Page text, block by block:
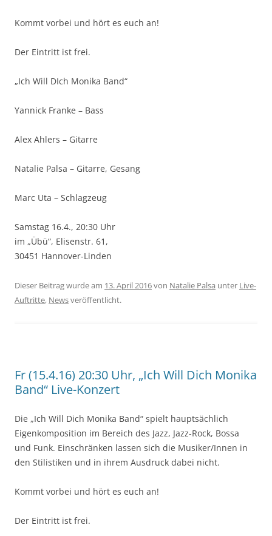
Kommt vorbei und hört es euch an!
Der Eintritt ist frei.
„Ich Will DIch Monika Band“
Yannick Franke – Bass
Alex Ahlers – Gitarre
Natalie Palsa – Gitarre, Gesang
Marc Uta – Schlagzeug
Samstag 16.4., 20:30 Uhr
im „Übü“, Elisenstr. 61,
30451 Hannover-Linden
Dieser Beitrag wurde am 13. April 2016von Natalie Palsa unter Live-
Auftritte, Newsveröffentlicht.
Fr (15.4.16) 20:30 Uhr, „Ich Will Dich Monika
Band“ Live-Konzert
Die „Ich Will Dich Monika Band“ spielt hauptsächlich
Eigenkomposition im Bereich des Jazz, Jazz-Rock, Bossa
und Funk. Einschränken lassen sich die Musiker/Innen in
den Stilistiken und in ihrem Ausdruck dabei nicht.
Kommt vorbei und hört es euch an!
Der Eintritt ist frei.